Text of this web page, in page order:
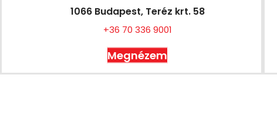
1066 Budapest, Teréz krt. 58
+36 70 336 9001
Megnézem